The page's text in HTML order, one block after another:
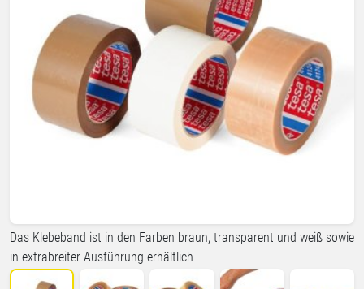
Das Klebeband ist in den Farben braun, transparent und weiß sowie
in extrabreiter Ausführung erhältlich